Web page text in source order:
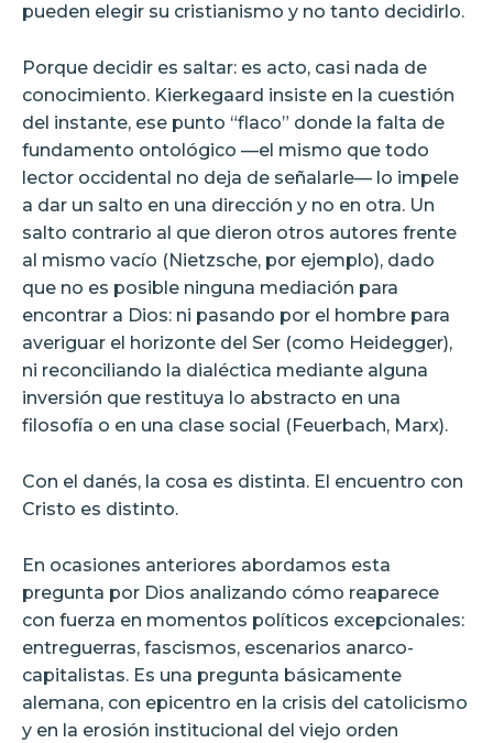
pueden elegir su cristianismo y no tanto decidirlo.
Porque decidir es saltar: es acto, casi nada de
conocimiento. Kierkegaard insiste en la cuestión
del instante, ese punto “flaco” donde la falta de
fundamento ontológico —el mismo que todo
lector occidental no deja de señalarle— lo impele
a dar un salto en una dirección y no en otra. Un
salto contrario al que dieron otros autores frente
al mismo vacío (Nietzsche, por ejemplo), dado
que no es posible ninguna mediación para
encontrar a Dios: ni pasando por el hombre para
averiguar el horizonte del Ser (como Heidegger),
ni reconciliando la dialéctica mediante alguna
inversión que restituya lo abstracto en una
filosofía o en una clase social (Feuerbach, Marx).
Con el danés, la cosa es distinta. El encuentro con
Cristo es distinto.
En ocasiones anteriores abordamos esta
pregunta por Dios analizando cómo reaparece
con fuerza en momentos políticos excepcionales:
entreguerras, fascismos, escenarios anarco-
capitalistas. Es una pregunta básicamente
alemana, con epicentro en la crisis del catolicismo
y en la erosión institucional del viejo orden